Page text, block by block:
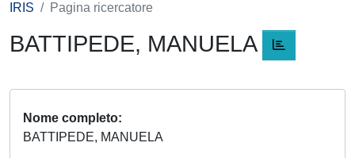
IRIS Pagina ricercatore
BATTIPEDE, MANUELA
Nome completo
BATTIPEDE, MANUELA